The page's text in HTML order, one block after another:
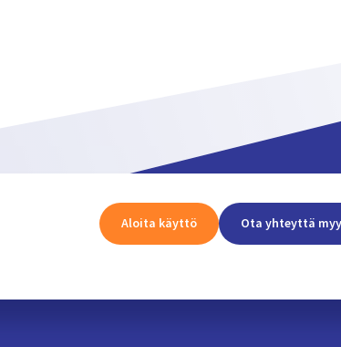
Aloita käyttö Ota yhteyttä